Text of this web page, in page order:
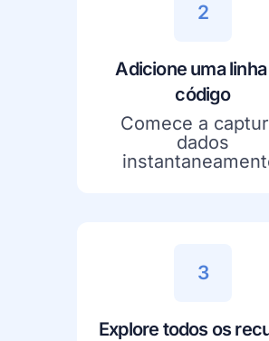
2
Adicione uma
código
Comece a
dados
3
Explore todos os